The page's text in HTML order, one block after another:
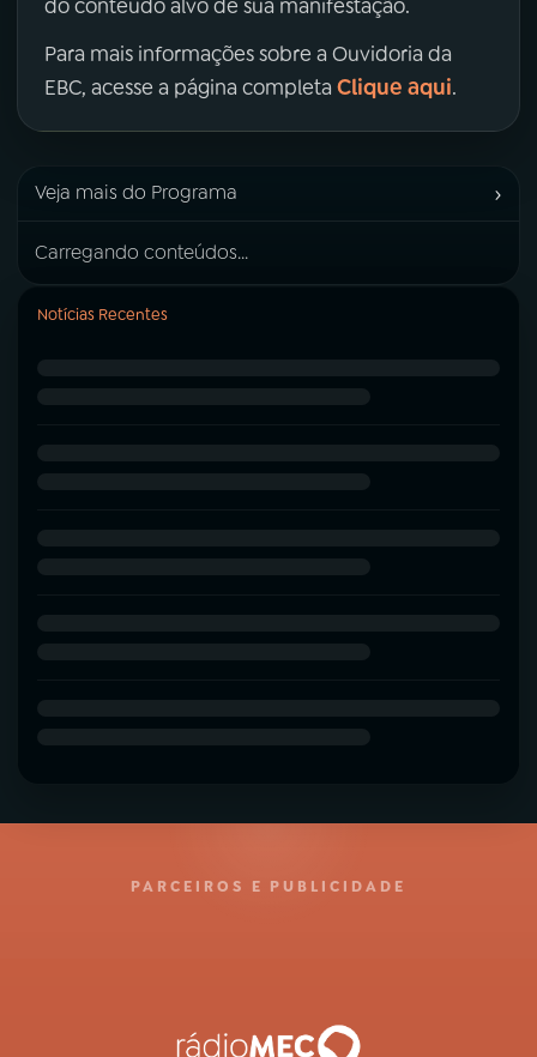
do conteúdo alvo de sua manifestação.
Para mais informações sobre a Ouvidoria da
EBC, acesse a página completa Clique aqui.
Veja mais do Programa ›
Carregando conteúdos...
Notícias Recentes
PARCEIROS E PUBLICIDADE